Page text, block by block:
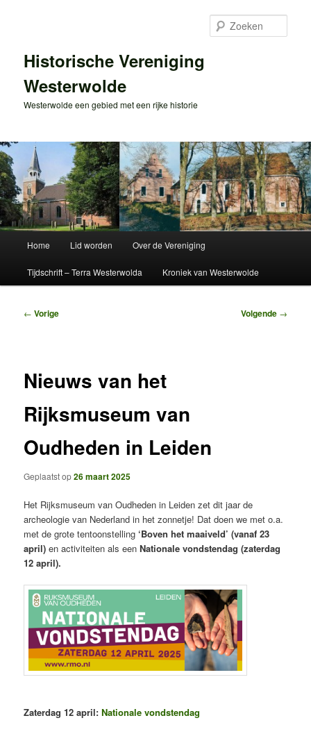
inhoudHistorische Vereniging
Westerwolde
Westerwolde een gebied met een rijke historie
Home Lid worden Over de Vereniging
Tijdschrift – Terra Westerwolda Kroniek van Westerwolde
Bericht
← Vorige Volgende →
Nieuws van het
Rijksmuseum van
Oudheden in Leiden
Geplaatst op26 maart 2025
Het Rijksmuseum van Oudheden in Leiden zet dit jaar de
archeologie van Nederland in het zonnetje! Dat doen we met o.a.
met de grote tentoonstelling‘Boven het maaiveld’ (vanaf 23
april) en activiteiten als eenNationale vondstendag (zaterdag
12 april).
Zaterdag 12 april:Nationale vondstendag